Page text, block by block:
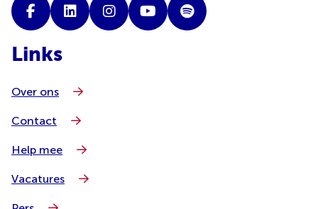
Links
Over ons
Contact
Help mee
Vacatures